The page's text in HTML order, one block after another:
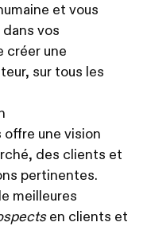
et vous
vos
créer une
sur tous les
une vision
des clients et
pertinentes.
meilleures
en clients et